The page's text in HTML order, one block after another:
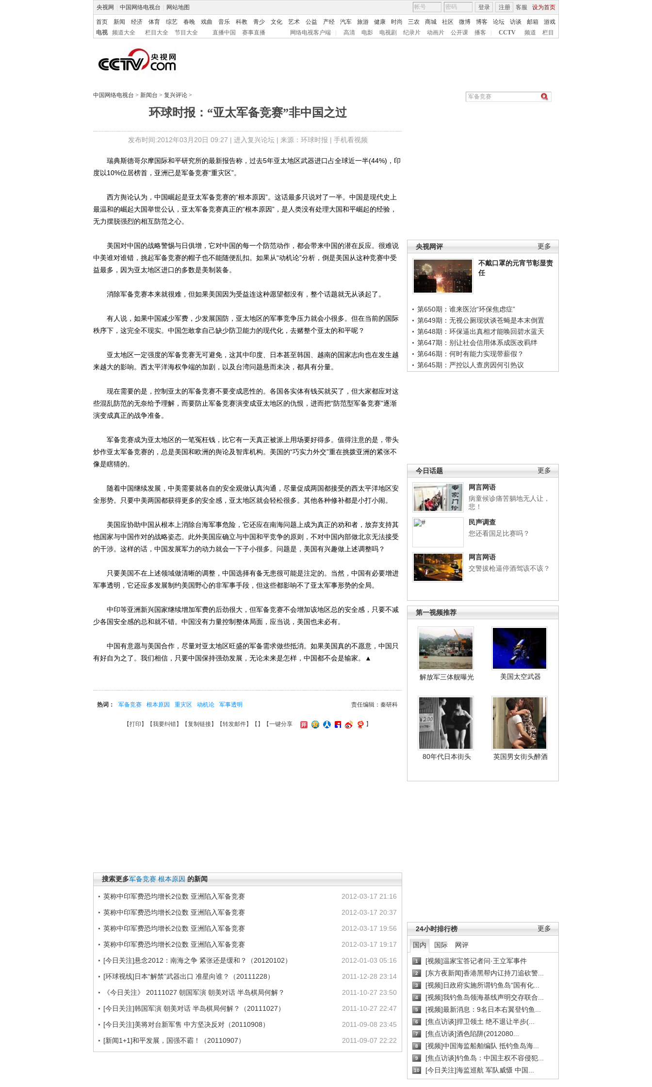
央视网 中国网络电视台 网站地图 客服 设为首页
登录 注册
首页 新闻 经济 体育 综艺 春晚 戏曲 音乐 科教 青少 文化 艺术 公益 产经 汽车 旅游 健康 时尚 三农 商城 社区 微博 博客 论坛 访谈 邮箱
游戏
电视
频道大全 栏目大全 节目大全 直播中国 赛事直播 网络电视客户端 高清 电影 电视剧 纪录片 动画片 公开课 播客 CCTV 频道 栏目
中国网络电视台 > 新闻台 > 复兴评论 >
环球时报：“亚太军备竞赛”非中国之过
发布时间:2012年03月20日 09:27 | 进入复兴论坛| 来源：环球时报 | 手机看视频
更多
央视网评
不戴口罩的元宵节彰显责
任
第650期：谁来医治“环保焦虑症”
第649期：无视公厕现状谈苍蝇是本末倒置
第648期：环保逼出真相才能唤回碧水蓝天
第647期：别让社会信用体系成医改羁绊
第646期：何时有能力实现带薪假？
第645期：严控以人查房因何引热议
更多
今日话题
网言网语
病童候诊痛苦躺地无人让，
悲！
民声调查
您还看国足比赛吗？
网言网语
交警拔枪逼停酒驾该不该？
第一视频推荐
解放军三体舰曝光 美国太空武器
80年代日本街头 英国男女街头醉酒
更多
24小时排行榜
国内 国际 网评
1 [视频]温家宝答记者问·王立军事件
2 [东方夜新闻]香港黑帮内讧持刀追砍警...
3 [视频]日政府实施所谓钓鱼岛“国有化...
4 [视频]我钓鱼岛领海基线声明交存联合...
5 [视频]最新消息：9名日本右翼登钓鱼...
6 [焦点访谈]捍卫领土 绝不退让半步(...
7 [焦点访谈]酒色陷阱(2012080...
8 [视频]中国海监船舶编队 抵钓鱼岛海...
9 [焦点访谈]钓鱼岛：中国主权不容侵犯...
10 [今日关注]海监巡航 军队威慑 中国...
瑞典斯德哥尔摩国际和平研究所的最新报告称，过去5年亚太地区武器进口占全球近一半(44%)，印
度以10%位居榜首，亚洲已是军备竞赛“重灾区”。
西方舆论认为，中国崛起是亚太军备竞赛的“根本原因”。这话最多只说对了一半。中国是现代史上
最温和的崛起大国举世公认，亚太军备竞赛真正的“根本原因”，是人类没有处理大国和平崛起的经验，
无力摆脱强烈的相互防范之心。
美国对中国的战略警惕与日俱增，它对中国的每一个防范动作，都会带来中国的潜在反应。很难说
中美谁对谁错，挑起军备竞赛的帽子也不能随便乱扣。如果从“动机论”分析，倒是美国从这种竞赛中受
益最多，因为亚太地区进口的多数是美制装备。
消除军备竞赛本来就很难，但如果美国因为受益连这种愿望都没有，整个话题就无从谈起了。
有人说，如果中国减少军费，少发展国防，亚太地区的军事竞争压力就会小很多。但在当前的国际
秩序下，这完全不现实。中国怎敢拿自己缺少防卫能力的现代化，去赌整个亚太的和平呢？
亚太地区一定强度的军备竞赛无可避免，这其中印度、日本甚至韩国、越南的国家志向也在发生越
来越大的影响。西太平洋海权争端的加剧，以及台湾问题悬而未决，都具有分量。
现在需要的是，控制亚太的军备竞赛不要变成恶性的。各国各实体有钱买就买了，但大家都应对这
些混乱防范的无奈给予理解，而要防止军备竞赛演变成亚太地区的仇恨，进而把“防范型军备竞赛”逐渐
演变成真正的战争准备。
军备竞赛成为亚太地区的一笔冤枉钱，比它有一天真正被派上用场要好得多。值得注意的是，带头
炒作亚太军备竞赛的，总是美国和欧洲的舆论及智库机构。美国的“巧实力外交”重在挑拨亚洲的紧张不
像是瞎猜的。
随着中国继续发展，中美需要就各自的安全观做认真沟通，尽量促成两国都接受的西太平洋地区安
全形势。只要中美两国都获得更多的安全感，亚太地区就会轻松很多。其他各种修补都是小打小闹。
美国应协助中国从根本上消除台海军事危险，它还应在南海问题上成为真正的劝和者，放弃支持其
他国家与中国作对的战略姿态。此外美国应确立与中国和平竞争的原则，不对中国内部做北京无法接受
的干涉。这样的话，中国发展军力的动力就会一下子小很多。问题是，美国有兴趣做上述调整吗？
只要美国不在上述领域做清晰的调整，中国选择有备无患很可能是注定的。当然，中国有必要增进
军事透明，它还应多发展制约美国野心的非军事手段，但这些都影响不了亚太军事形势的全局。
中印等亚洲新兴国家继续增加军费的后劲很大，但军备竞赛不会增加该地区总的安全感，只要不减
少各国安全感的总和就不错。中国没有力量控制整体局面，应当说，美国也未必有。
中国有意愿与美国合作，尽量对亚太地区旺盛的军备需求做些抵消。如果美国真的不愿意，中国只
有好自为之了。我们相信，只要中国保持强劲发展，无论未来是怎样，中国都不会是输家。▲
责任编辑：秦研科
热词： 军备竞赛 根本原因 重灾区 动机论 军事透明
【打印 】【我要纠错】【复制链接】【转发邮件】【 】 【一键分享 】
搜索更多军备竞赛 根本原因 的新闻
2012-03-17 21:16
英称中印军费恐均增长2位数 亚洲陷入军备竞赛
2012-03-17 20:37
英称中印军费恐均增长2位数 亚洲陷入军备竞赛
2012-03-17 19:56
英称中印军费恐均增长2位数 亚洲陷入军备竞赛
2012-03-17 19:17
英称中印军费恐均增长2位数 亚洲陷入军备竞赛
2012-01-03 05:16
[今日关注]悬念2012：南海之争 紧张还是缓和？（20120102）
2011-12-28 23:14
[环球视线]日本“解禁”武器出口 准星向谁？（20111228）
2011-10-27 23:50
《今日关注》 20111027 朝国军演 朝美对话 半岛棋局何解？
2011-10-27 22:47
[今日关注]韩国军演 朝美对话 半岛棋局何解？（20111027）
2011-09-08 23:45
[今日关注]美将对台新军售 中方坚决反对（20110908）
2011-09-07 22:22
[新闻1+1]和平发展，国强不霸！（20110907）